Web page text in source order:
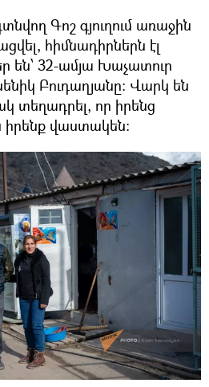
Գոշ գյուղում առաջին
հիմնադիրներն էլ
են՝ 32-ամյա Խաչատուր
Բուդաղյանը։ Վարկ են
տեղադրել, որ իրենց
վաստակեն։